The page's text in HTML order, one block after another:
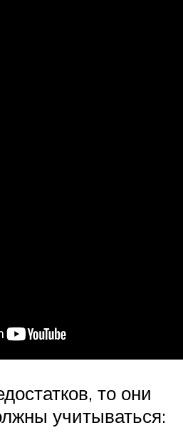
то они
учитываться: